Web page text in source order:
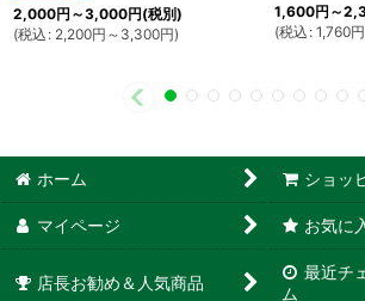
2,000円 ～3,000円(税別)
(税込 : 2,200円 ～3,300円)
1,600円 ～
(税込 : 1,760円
ホーム ショッ
マイページ お気に
店長お勧め＆人気商品
最近チ
ム